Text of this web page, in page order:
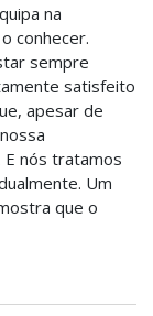
na
conhecer.
sempre
satisfeito
apesar de
E nós tratamos
Um
que o